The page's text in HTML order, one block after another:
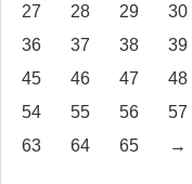
27
28 29 30
36
37 38 39
45
46 47 48
54
55 56 57
63
64 65 →